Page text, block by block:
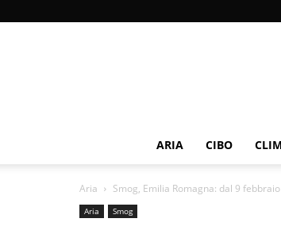
ARIA CIBO
Aria Smog, Emilia Romagna: dal 9
Aria Smog